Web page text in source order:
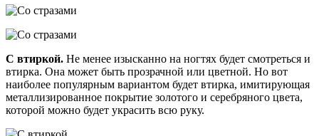
С втиркой. Не менее изысканно на ногтях будет смотреться и
втирка. Она может быть прозрачной или цветной. Но вот
наиболее популярным вариантом будет втирка, имитирующая
металлизированное покрытие золотого и серебряного цвета,
которой можно будет украсить всю руку.